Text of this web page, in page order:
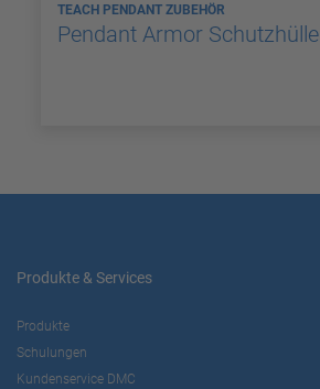
TEACH PENDANT ZUBEHÖR
Pendant Armor Schutzhülle
Produkte & Services
Produkte
Schulungen
Kundenservice DMC